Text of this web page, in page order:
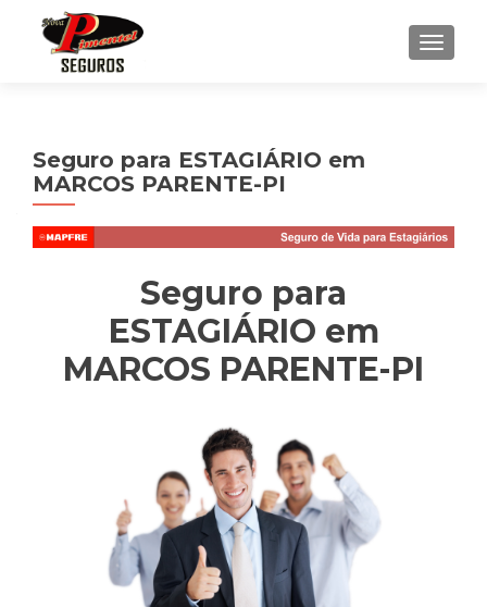
Seguro para ESTAGIÁRIO em
MARCOS PARENTE-PI
Seguro para
ESTAGIÁRIO em
MARCOS PARENTE-PI